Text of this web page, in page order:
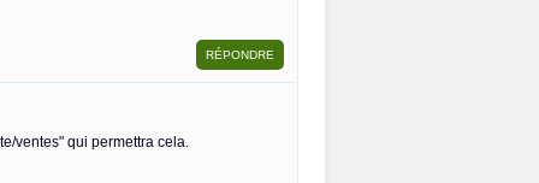
ventes" qui permettra cela.